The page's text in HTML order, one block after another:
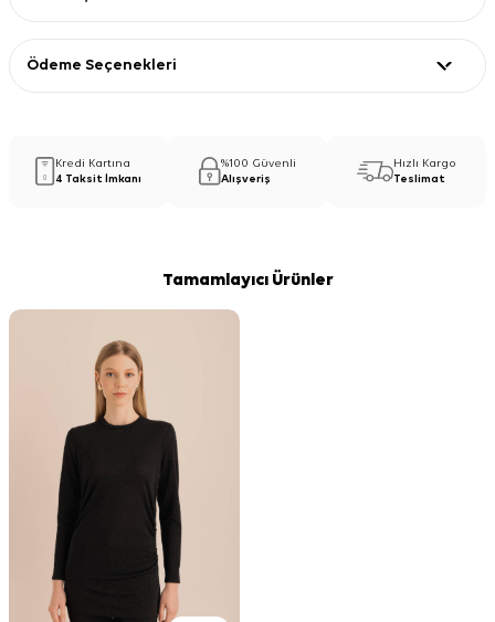
Ödeme Seçenekleri
Kredi Kartına
4 Taksit İmkanı
%100 Güvenli
Alışveriş
Hızlı Kargo
Teslimat
Tamamlayıcı Ürünler